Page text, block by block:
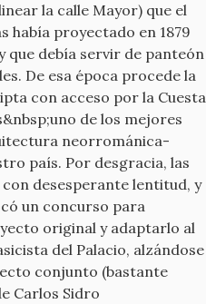
la calle Mayor) que el
había proyectado en 1879
que debía servir de panteón
De esa época procede la
con acceso por la Cuesta
de los mejores
neorrománica-
país. Por desgracia, las
desesperante lentitud, y
un concurso para
original y adaptarlo al
del Palacio, alzándose
conjunto (bastante
Carlos Sidro